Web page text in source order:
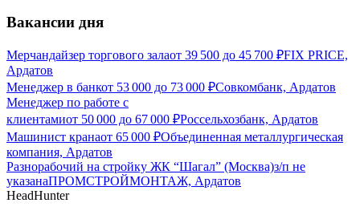
Вакансии дня
Мерчандайзер торгового залаот 39 500 до 45 700 ₽FIX PRICE,
Ардатов
Менеджер в банкот 53 000 до 73 000 ₽Совкомбанк, Ардатов
Менеджер по работе с
клиентамиот 50 000 до 67 000 ₽Россельхозбанк, Ардатов
Машинист кранаот 65 000 ₽Объединенная металлургическая
компания, Ардатов
Разнорабочий на стройку ЖК “Шагал” (Москва)з/п не
указанаПРОМСТРОЙМОНТАЖ, Ардатов
HeadHunter